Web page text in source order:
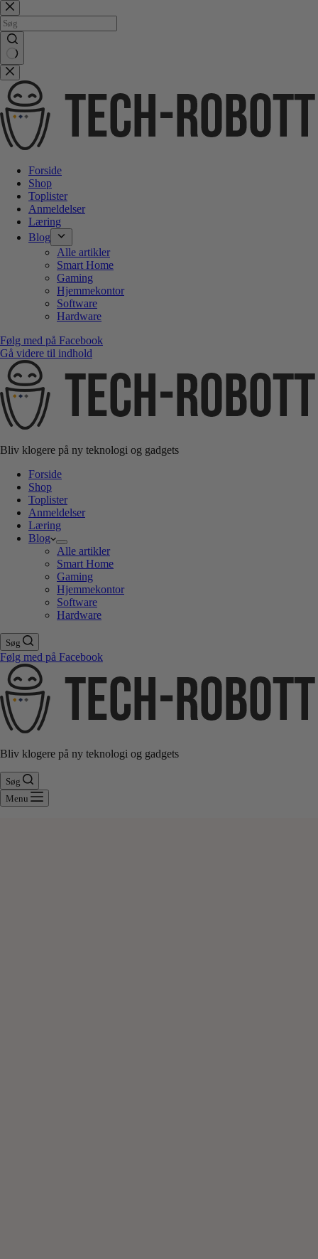
Gå
videre
til
indhold
No
results
Forside
Shop
Toplister
Anmeldelser
Læring
Blog
Alle artikler
Smart Home
Gaming
Hjemmekontor
Software
Hardware
Følg med på Facebook
Gå videre til indhold
Bliv klogere på ny teknologi og gadgets
Forside
Shop
Toplister
Anmeldelser
Læring
Blog
Alle artikler
Smart Home
Gaming
Hjemmekontor
Software
Hardware
Søg
Følg med på Facebook
Bliv klogere på ny teknologi og gadgets
Søg
Menu